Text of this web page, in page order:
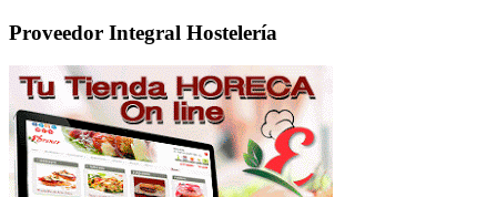
Proveedor Integral Hostelería